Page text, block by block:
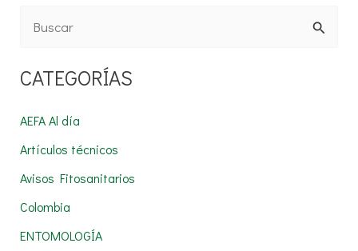
s
r
p
o
r
CATEGORÍAS
AEFA Al día
Artículos técnicos
Avisos Fitosanitarios
Colombia
ENTOMOLOGÍA